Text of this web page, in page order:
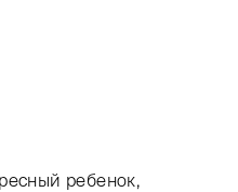
ребенок,